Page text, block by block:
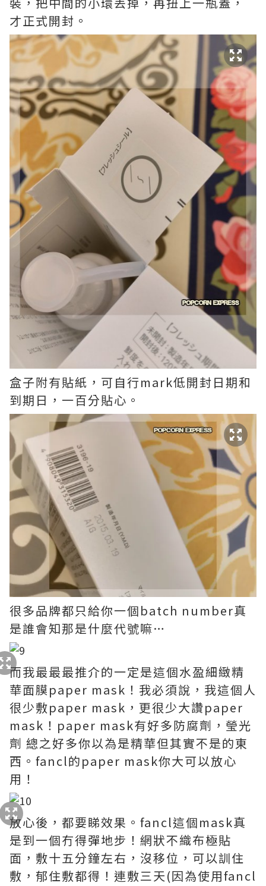
才正式開封。
盒子附有貼紙，可自行mark低開封日期和
到期日，一百分貼心。
很多品牌都只給你一個batch number真
是誰會知那是什麼代號嘛…
而我最最最推介的一定是這個水盈細緻精
華面膜paper mask！我必須說，我這個人
很少敷paper mask，更很少大讚paper
mask！paper mask有好多防腐劑，瑩光
劑 總之好多你以為是精華但其實不是的東
西。fancl的paper mask你大可以放心
用！
放心後，都要睇效果。fancl這個mask真
是到一個冇得彈地步！網狀不織布極貼
面，敷十五分鐘左右，沒移位，可以訓住
敷，郁住敷都得！連敷三天(因為使用fancl